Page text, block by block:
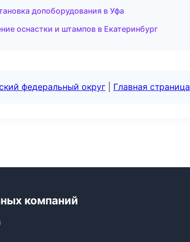
допоборудования в Уфа
оснастки и штампов в Екатеринбург
федеральный округ Главная страница
компаний